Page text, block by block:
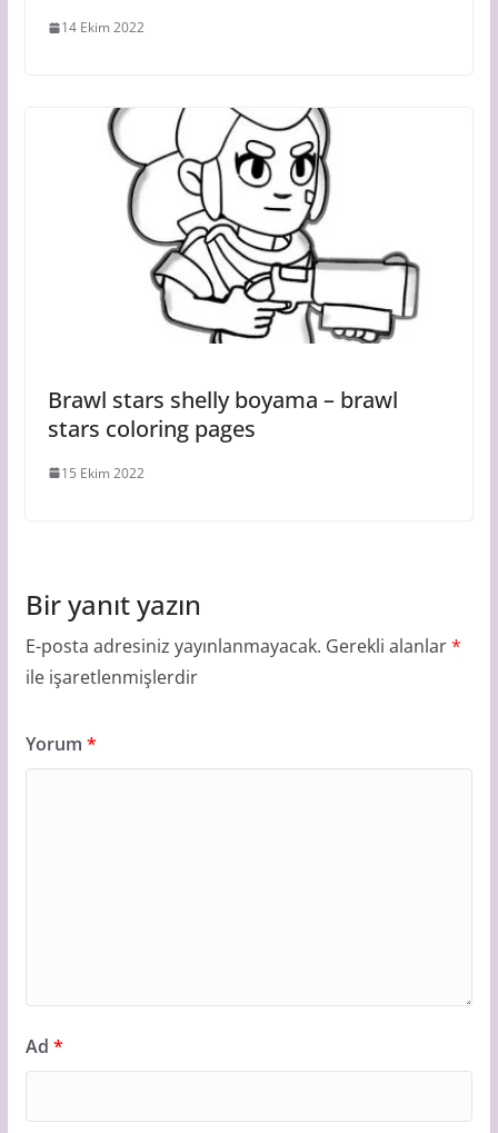
14 Ekim 2022
Brawl stars shelly boyama – brawl
stars coloring pages
15 Ekim 2022
Bir yanıt yazın
E-posta adresiniz yayınlanmayacak. Gerekli alanlar*
ile işaretlenmişlerdir
Yorum *
Ad *